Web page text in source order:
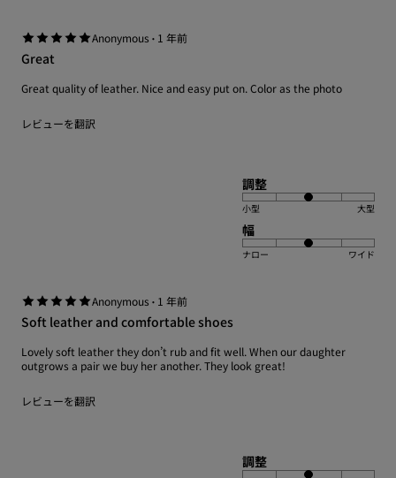
Anonymous · 1 年前
Great
Great quality of leather. Nice and easy put on. Color as the photo
レビューを翻訳
調整
小型 大型
幅
ナロー ワイド
Anonymous · 1 年前
Soft leather and comfortable shoes
Lovely soft leather they don’t rub and fit well. When our daughter
outgrows a pair we buy her another. They look great!
レビューを翻訳
調整